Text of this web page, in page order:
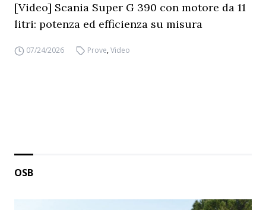
[Video] Scania Super G 390 con motore da 11
litri: potenza ed efficienza su misura
07/24/2026 Prove,Video
OSB